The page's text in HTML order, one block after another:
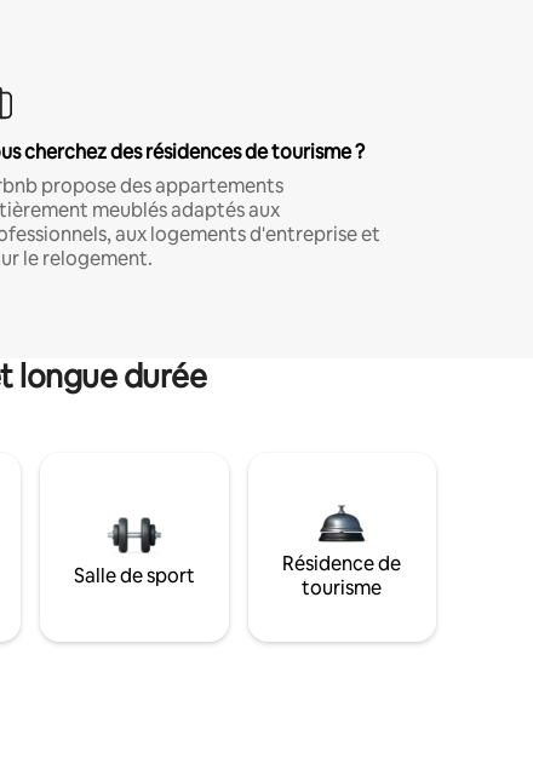
cherchez des résidences de tourisme ?
propose des appartements
meublés adaptés aux
aux logements d'entreprise et
le relogement.
longue durée
Salle de sport
Résidence de
tourisme